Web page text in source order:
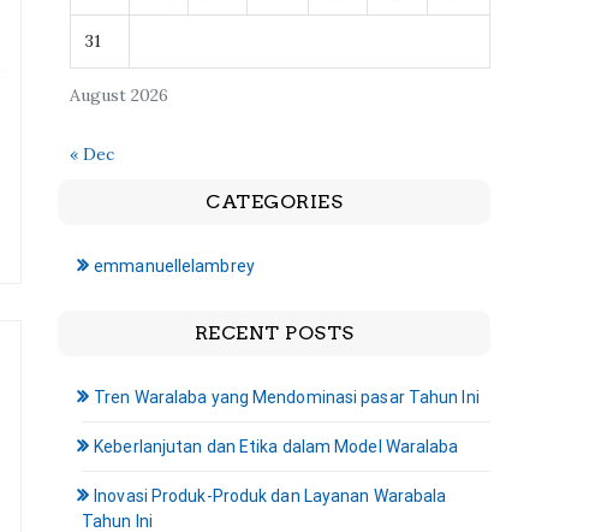
August 2026
31
« Dec
CATEGORIES
emmanuellelambrey
RECENT POSTS
Tren Waralaba yang Mendominasi pasar Tahun Ini
Keberlanjutan dan Etika dalam Model Waralaba
Inovasi Produk-Produk dan Layanan Warabala
Tahun Ini